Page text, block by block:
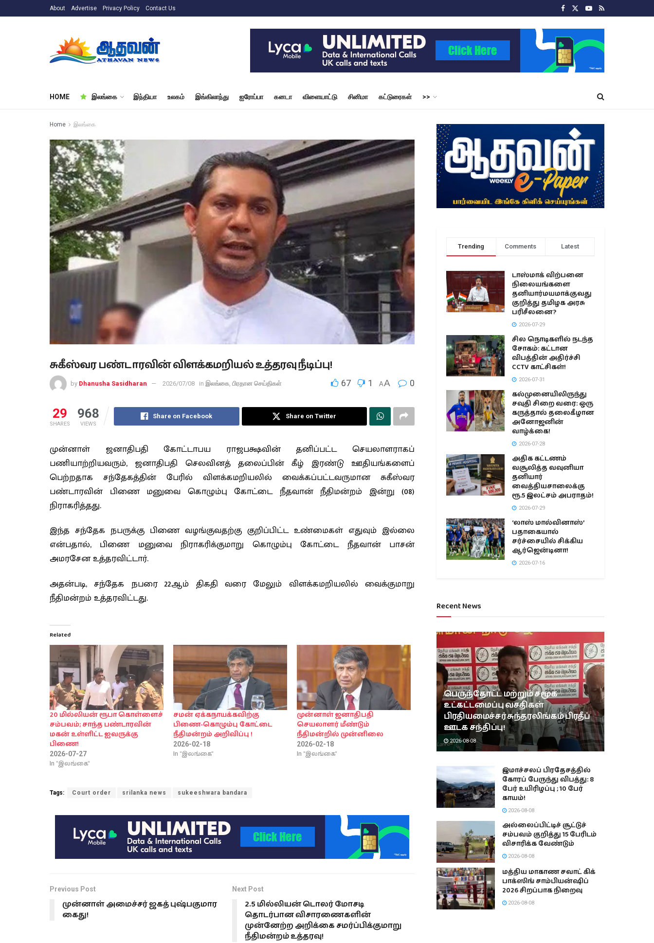
About Advertise Privacy Policy Contact Us
HOME இலங்கை இந்தியா உலகம் இங்கிலாந்து ஐரோப்பா கனடா விளையாட்டு சினிமா கட்டுரைகள் >>
Home இலங்கை
சுகீஸ்வர பண்டாரவின் விளக்கமறியல் உத்தரவு நீடிப்பு!
by Dhanusha Sasidharan 2026/07/08 in இலங்கை பிரதான செய்திகள் 67 1 AA 0
29
SHARES
968
VIEWS
Share on Facebook Share on Twitter
முன்னாள் ஜனாதிபதி கோட்டாபய ராஜபக்ஷவின் தனிப்பட்ட செயலாளராகப்
பணியாற்றியவரும், ஜனாதிபதி செலவினத் தலைப்பின் கீழ் இரண்டு ஊதியங்களைப்
பெற்றதாக சந்தேகத்தின் பேரில் விளக்கமறியலில் வைக்கப்பட்டவருமான சுகீஸ்வர
பண்டாரவின் பிணை மனுவை கொழும்பு கோட்டை நீதவான் நீதிமன்றம் இன்று (08)
நிராகரித்தது.
இந்த சந்தேக நபருக்கு பிணை வழங்குவதற்கு குறிப்பிட்ட உண்மைகள் எதுவும் இல்லை
என்பதால், பிணை மனுவை நிராகரிக்குமாறு கொழும்பு கோட்டை நீதவான் பாசன்
அமரசேன உத்தரவிட்டார்.
அதன்படி, சந்தேக நபரை 22ஆம் திகதி வரை மேலும் விளக்கமறியலில் வைக்குமாறு
நீதிமன்றம் உத்தரவிட்டது.
Related
20 மில்லியன் ரூபா கொள்ளைச்
சம்பவம்; சாந்த பண்டாரவின்
மகன் உள்ளிட்ட ஐவருக்கு
பிணை!
2026-07-27
In "இலங்கை"
சமன் ஏக்கநாயக்கவிற்கு
பிணை-கொழும்பு கோட்டை
நீதிமன்றம் அறிவிப்பு !
2026-02-18
In "இலங்கை"
முன்னாள் ஜனாதிபதி
செயலாளர் மீண்டும்
நீதிமன்றில் முன்னிலை
2026-02-18
In "இலங்கை"
Tags: Court order srilanka news sukeeshwara bandara
Previous Post
முன்னாள் அமைச்சர் ஜகத் புஷ்பகுமார
கைது!
Next Post
2.5 மில்லியன் டொலர் மோசடி
தொடர்பான விசாரணைகளின்
முன்னேற்ற அறிக்கை சமர்ப்பிக்குமாறு
நீதிமன்றம் உத்தரவு!
Trending Comments Latest
டாஸ்மாக் விற்பனை
நிலையங்களை
தனியார்மயமாக்குவது
குறித்து தமிழக அரசு
பரிசீலனை?
2026-07-29
சில நொடிகளில் நடந்த
சோகம்: கட்டான
விபத்தின் அதிர்ச்சி
CCTV காட்சிகள்!
2026-07-31
கல்முனையிலிருந்து
சவுதி சிறை வரை: ஒரு
கருத்தால் தலைகீழான
அனோஜனின்
வாழ்க்கை!
2026-07-28
அதிக கட்டணம்
வசூலித்த வவுனியா
தனியார்
வைத்தியசாலைக்கு
ரூ.5 இலட்சம் அபராதம்!
2026-07-29
‘லாஸ் மால்வினாஸ்’
பதாகையால்
சர்ச்சையில் சிக்கிய
ஆர்ஜென்டினா!
2026-07-16
Recent News
பெருந்தோட்ட மற்றும் சமூக
உட்கட்டமைப்பு வசதிகள்
பிரதியமைச்சர் சுந்தரலிங்கம் பிரதீப்
ஊடக சந்திப்பு!
2026-08-08
இமாச்சலப் பிரதேசத்தில்
கோரப் பேருந்து விபத்து: 8
பேர் உயிரிழப்பு ; 10 பேர்
காயம்!
2026-08-08
அல்லைப்பிட்டிச் சூட்டுச்
சம்பவம் குறித்து 15 பேரிடம்
விசாரிக்க வேண்டும்
2026-08-08
மத்திய மாகாண சவாட் கிக்
பாக்ஸிங் சாம்பியன்ஷிப்
2026 சிறப்பாக நிறைவு
2026-08-08